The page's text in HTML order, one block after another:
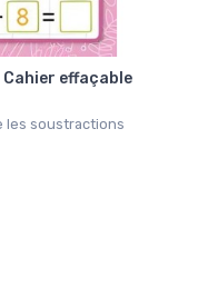
effaçable
les soustractions